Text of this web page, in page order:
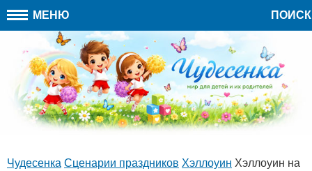
МЕНЮ ПОИСК
Чудесенка Сценарии праздников Хэллоуин Хэллоуин на